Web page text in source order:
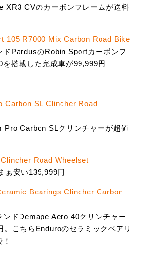
XR3 CVのカーボンフレームが送料
105 R7000 Mix Carbon Road Bike
ドPardusのRobin Sportカーボンフ
を搭載した完成車が99,999円
Carbon SL Clincher Road
Pro Carbon SLクリンチャーが超値
Road Wheelset
ぁ安い139,999円
Bearings Clincher Carbon
ンドDemape Aero 40クリンチャー
。こちらEnduroのセラミックベアリ